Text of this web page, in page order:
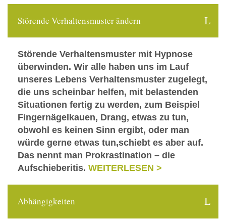
Störende Verhaltensmuster ändern
Störende Verhaltensmuster mit Hypnose
überwinden. Wir alle haben uns im Lauf
unseres Lebens Verhaltensmuster zugelegt,
die uns scheinbar helfen, mit belastenden
Situationen fertig zu werden, zum Beispiel
Fingernägelkauen, Drang, etwas zu tun,
obwohl es keinen Sinn ergibt, oder man
würde gerne etwas tun,schiebt es aber auf.
Das nennt man Prokrastination – die
Aufschieberitis. WEITERLESEN >
Abhängigkeiten